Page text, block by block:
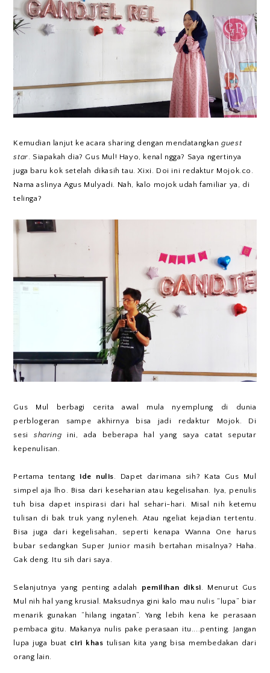
Kemudian lanjut ke acara sharing dengan mendatangkanguest
star. Siapakah dia? Gus Mul! Hayo, kenal ngga? Saya ngertinya
juga baru kok setelah dikasih tau. Xixi. Doi ini redaktur Mojok.co.
Nama aslinya Agus Mulyadi. Nah, kalo mojok udah familiar ya, di
telinga?
Gus Mul berbagi cerita awal mula nyemplung di dunia
perblogeran sampe akhirnya bisa jadi redaktur Mojok. Di
sesi sharing ini, ada beberapa hal yang saya catat seputar
kepenulisan.
Pertama tentangide nulis. Dapet darimana sih? Kata Gus Mul
simpel aja lho. Bisa dari keseharian atau kegelisahan. Iya, penulis
tuh bisa dapet inspirasi dari hal sehari-hari. Misal nih ketemu
tulisan di bak truk yang nyleneh. Atau ngeliat kejadian tertentu.
Bisa juga dari kegelisahan, seperti kenapa Wanna One harus
bubar sedangkan Super Junior masih bertahan misalnya? Haha.
Gak deng. Itu sih dari saya.
Selanjutnya yang penting adalah pemilihan diksi. Menurut Gus
Mul nih hal yang krusial. Maksudnya gini kalo mau nulis “lupa” biar
menarik gunakan “hilang ingatan”. Yang lebih kena ke perasaan
pembaca gitu. Makanya nulis pake perasaan itu....penting. Jangan
lupa juga buat ciri khas tulisan kita yang bisa membedakan dari
orang lain.